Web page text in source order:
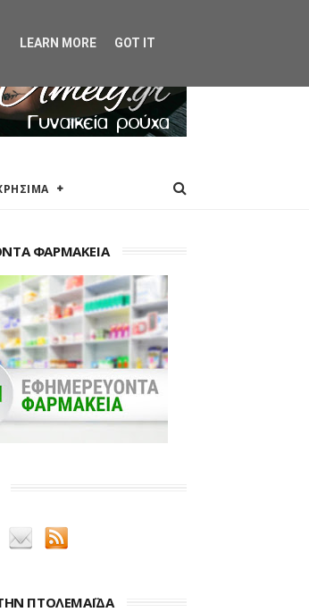
ΦΑΡΜΑΚΕΙΑ
ΠΤΟΛΕΜΑΪΔΑ
LEARN MORE GOT IT